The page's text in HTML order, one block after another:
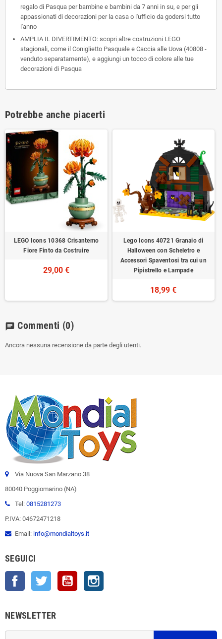
regalo di Pasqua per bambine e bambini da 7 anni in su, e per gli
appassionati di decorazioni per la casa o l'ufficio da godersi tutto
l'anno
AMPLIA IL DIVERTIMENTO: scopri altre costruzioni LEGO
stagionali, come il Coniglietto Pasquale e Caccia alle Uova (40808 -
venduto separatamente), e aggiungi un tocco di colore alle tue
decorazioni di Pasqua
Potrebbe anche piacerti
LEGO Icons 10368 Crisantemo
Fiore Finto da Costruire
29,00 €
Lego Icons 40721 Granaio di
Halloween con Scheletro e
Accessori Spaventosi tra cui un
Pipistrello e Lampade
18,99 €
chat Commenti (0)
Ancora nessuna recensione da parte degli utenti.
Via Nuova San Marzano 38
80040 Poggiomarino (NA)
Tel: 0815281273
P.IVA: 04672471218
Email: info@mondialtoys.it
SEGUICI
Facebook Twitter YouTube
NEWSLETTER